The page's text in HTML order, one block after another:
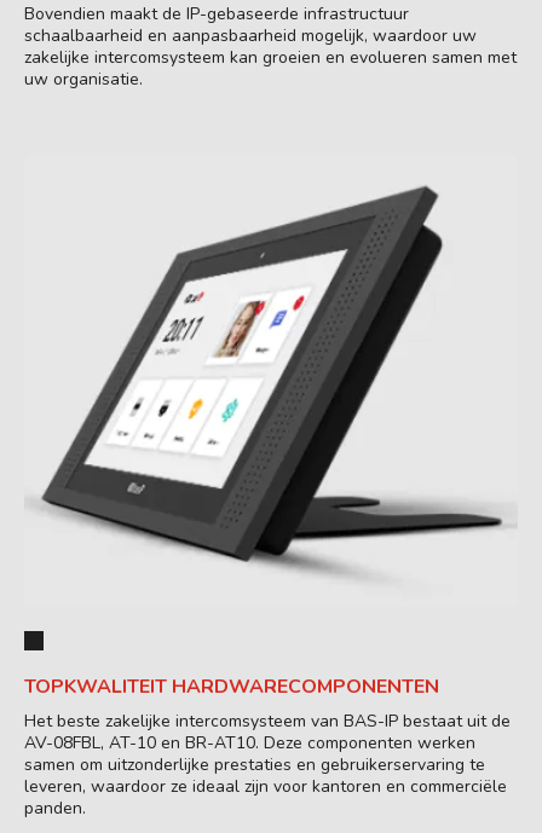
Bovendien maakt de IP-gebaseerde infrastructuur
schaalbaarheid en aanpasbaarheid mogelijk, waardoor uw
zakelijke intercomsysteem kan groeien en evolueren samen met
uw organisatie.
TOPKWALITEIT HARDWARECOMPONENTEN
Het beste zakelijke intercomsysteem van BAS-IP bestaat uit de
AV-08FBL, AT-10 en BR-AT10. Deze componenten werken
samen om uitzonderlijke prestaties en gebruikerservaring te
leveren, waardoor ze ideaal zijn voor kantoren en commerciële
panden.